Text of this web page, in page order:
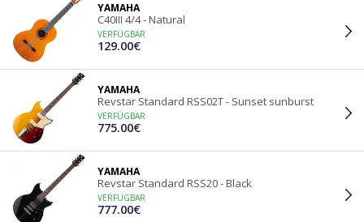
YAMAHA
C40III 4/4 - Natural
VERFÜGBAR
129.00€
YAMAHA
Revstar Standard RSS02T - Sunset sunburst
VERFÜGBAR
775.00€
YAMAHA
Revstar Standard RSS20 - Black
VERFÜGBAR
777.00€